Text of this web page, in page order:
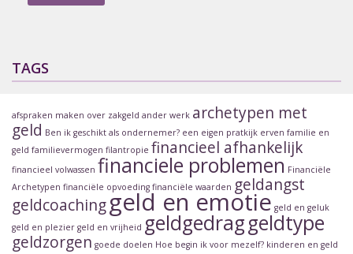
TAGS
afspraken maken over zakgeld ander werk archetypen met
geld Ben ik geschikt als ondernemer? een eigen pratkijk erven familie en
geld familievermogen filantropie financieel afhankelijk
financieel volwassen financiele problemen Financiële
Archetypen financiële opvoeding financiële waarden geldangst
geldcoachinggeld en emotie geld en geluk
geld en plezier geld en vrijheid geldgedraggeldtype
geldzorgen goede doelen Hoe begin ik voor mezelf? kinderen en geld